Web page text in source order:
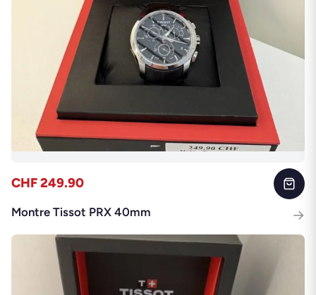
CHF 249.90
Montre Tissot PRX 40mm →